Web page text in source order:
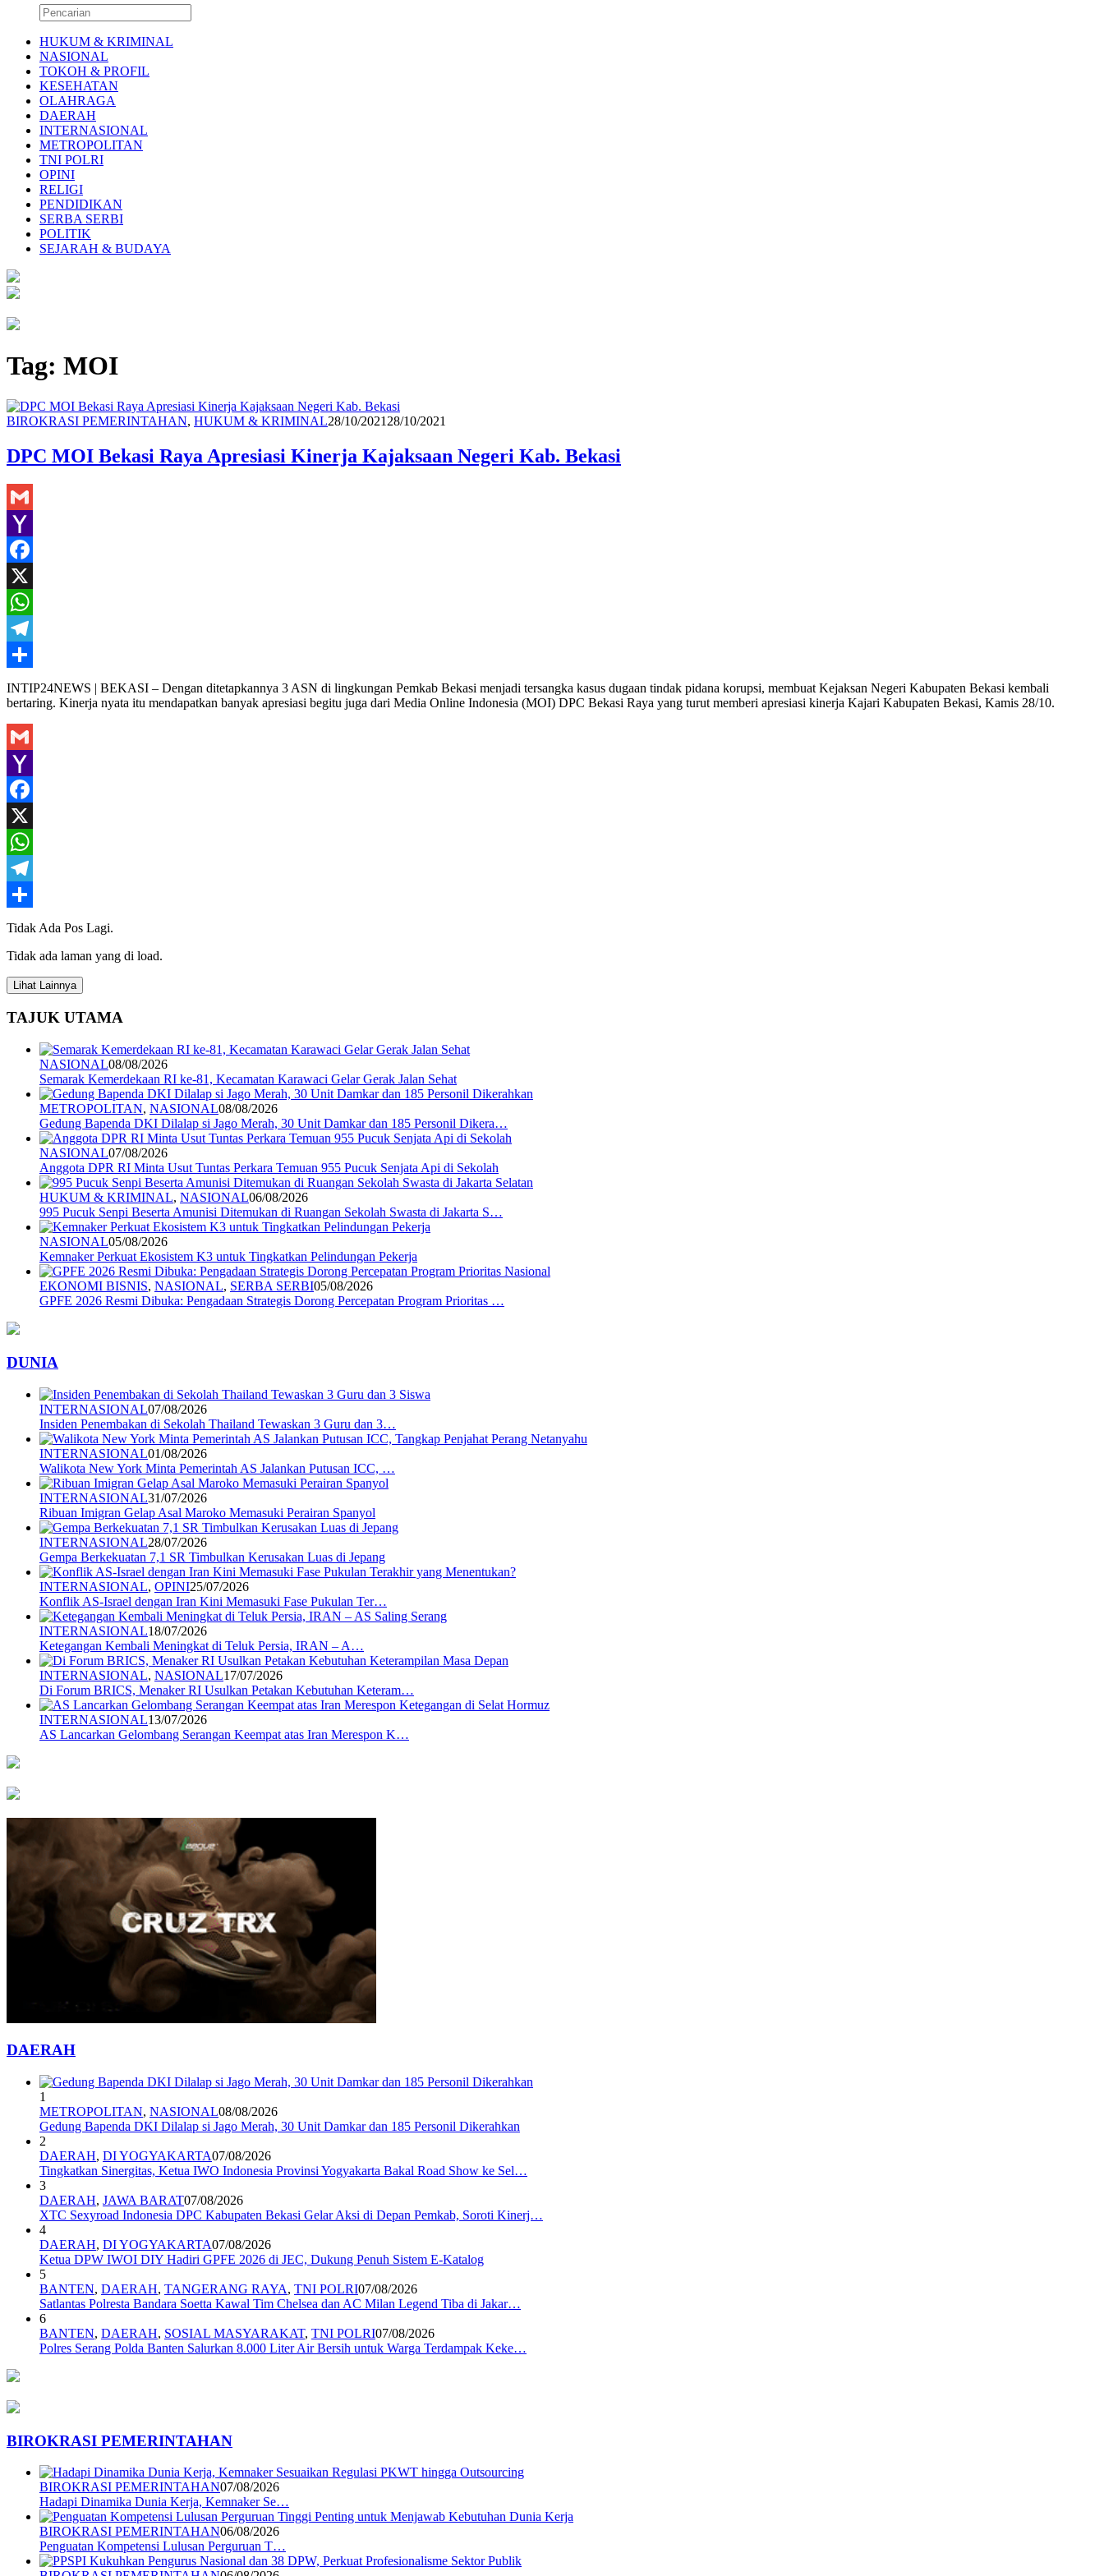
HUKUM & KRIMINAL
NASIONAL
TOKOH & PROFIL
KESEHATAN
OLAHRAGA
DAERAH
INTERNASIONAL
METROPOLITAN
TNI POLRI
OPINI
RELIGI
PENDIDIKAN
SERBA SERBI
POLITIK
SEJARAH & BUDAYA
Tag: MOI
BIROKRASI PEMERINTAHAN, HUKUM & KRIMINALRedaksi
28/10/2021 28/10/2021
DPC MOI Bekasi Raya Apresiasi Kinerja Kajaksaan Negeri Kab. Bekasi
Gmail
Yahoo
Mail
Facebook
X
WhatsApp
Telegram
Share
INTIP24NEWS | BEKASI – Dengan ditetapkannya 3 ASN di lingkungan Pemkab Bekasi menjadi tersangka kasus dugaan tindak pidana korupsi, membuat Kejaksan Negeri Kabupaten Bekasi kembali
bertaring. Kinerja nyata itu mendapatkan banyak apresiasi begitu juga dari Media Online Indonesia (MOI) DPC Bekasi Raya yang turut memberi apresiasi kinerja Kajari Kabupaten Bekasi, Kamis 28/10.
Gmail
Yahoo
Mail
Facebook
X
WhatsApp
Telegram
Share
Tidak Ada Pos Lagi.
Tidak ada laman yang di load.
Lihat Lainnya
TAJUK UTAMA
NASIONAL08/08/2026
Semarak Kemerdekaan RI ke-81, Kecamatan Karawaci Gelar Gerak Jalan Sehat
METROPOLITAN, NASIONAL08/08/2026
Gedung Bapenda DKI Dilalap si Jago Merah, 30 Unit Damkar dan 185 Personil Dikera…
NASIONAL07/08/2026
Anggota DPR RI Minta Usut Tuntas Perkara Temuan 955 Pucuk Senjata Api di Sekolah
HUKUM & KRIMINAL, NASIONAL06/08/2026
995 Pucuk Senpi Beserta Amunisi Ditemukan di Ruangan Sekolah Swasta di Jakarta S…
NASIONAL05/08/2026
Kemnaker Perkuat Ekosistem K3 untuk Tingkatkan Pelindungan Pekerja
EKONOMI BISNIS, NASIONAL, SERBA SERBI05/08/2026
GPFE 2026 Resmi Dibuka: Pengadaan Strategis Dorong Percepatan Program Prioritas …
DUNIA
INTERNASIONAL07/08/2026
Insiden Penembakan di Sekolah Thailand Tewaskan 3 Guru dan 3…
INTERNASIONAL01/08/2026
Walikota New York Minta Pemerintah AS Jalankan Putusan ICC, …
INTERNASIONAL31/07/2026
Ribuan Imigran Gelap Asal Maroko Memasuki Perairan Spanyol
INTERNASIONAL28/07/2026
Gempa Berkekuatan 7,1 SR Timbulkan Kerusakan Luas di Jepang
INTERNASIONAL, OPINI25/07/2026
Konflik AS-Israel dengan Iran Kini Memasuki Fase Pukulan Ter…
INTERNASIONAL18/07/2026
Ketegangan Kembali Meningkat di Teluk Persia, IRAN – A…
INTERNASIONAL, NASIONAL17/07/2026
Di Forum BRICS, Menaker RI Usulkan Petakan Kebutuhan Keteram…
INTERNASIONAL13/07/2026
AS Lancarkan Gelombang Serangan Keempat atas Iran Merespon K…
DAERAH
1
METROPOLITAN, NASIONAL08/08/2026
Gedung Bapenda DKI Dilalap si Jago Merah, 30 Unit Damkar dan 185 Personil Dikerahkan
2
DAERAH, DI YOGYAKARTA07/08/2026
Tingkatkan Sinergitas, Ketua IWO Indonesia Provinsi Yogyakarta Bakal Road Show ke Sel…
3
DAERAH, JAWA BARAT07/08/2026
XTC Sexyroad Indonesia DPC Kabupaten Bekasi Gelar Aksi di Depan Pemkab, Soroti Kinerj…
4
DAERAH, DI YOGYAKARTA07/08/2026
Ketua DPW IWOI DIY Hadiri GPFE 2026 di JEC, Dukung Penuh Sistem E-Katalog
5
BANTEN, DAERAH, TANGERANG RAYA, TNI POLRI07/08/2026
Satlantas Polresta Bandara Soetta Kawal Tim Chelsea dan AC Milan Legend Tiba di Jakar…
6
BANTEN, DAERAH, SOSIAL MASYARAKAT, TNI POLRI07/08/2026
Polres Serang Polda Banten Salurkan 8.000 Liter Air Bersih untuk Warga Terdampak Keke…
BIROKRASI PEMERINTAHAN
BIROKRASI PEMERINTAHAN07/08/2026
Hadapi Dinamika Dunia Kerja, Kemnaker Se…
BIROKRASI PEMERINTAHAN06/08/2026
Penguatan Kompetensi Lulusan Perguruan T…